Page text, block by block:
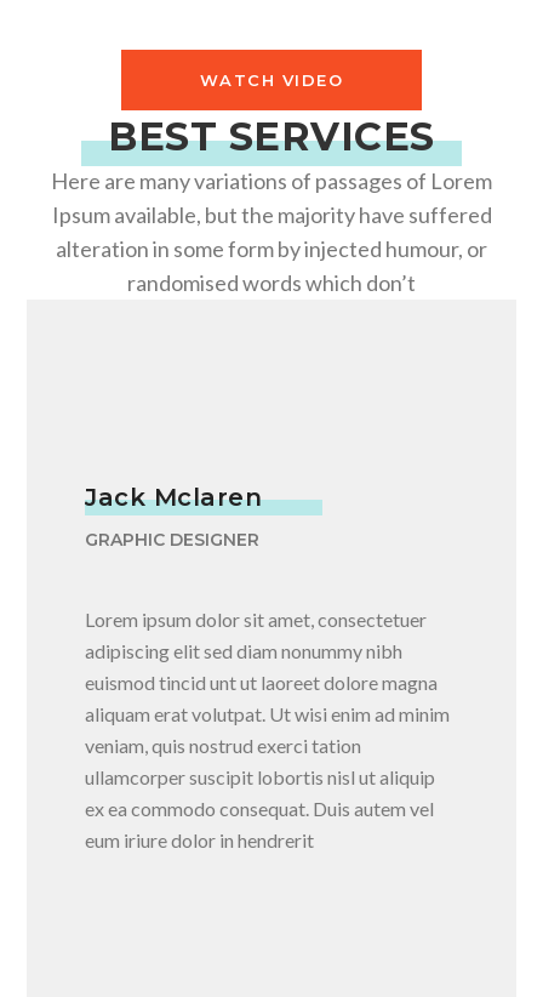
WATCH VIDEO
BEST SERVICES
Here are many variations of passages of Lorem
Ipsum available, but the majority have suffered
alteration in some form by injected humour, or
randomised words which don’t
Jack Mclaren
GRAPHIC DESIGNER
Lorem ipsum dolor sit amet, consectetuer
adipiscing elit sed diam nonummy nibh
euismod tincid unt ut laoreet dolore magna
aliquam erat volutpat. Ut wisi enim ad minim
veniam, quis nostrud exerci tation
ullamcorper suscipit lobortis nisl ut aliquip
ex ea commodo consequat. Duis autem vel
eum iriure dolor in hendrerit